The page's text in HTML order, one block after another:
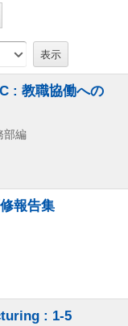
: 教職協働への
部編
報告集
: 1-5